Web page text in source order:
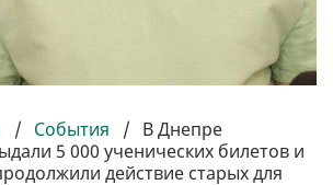
/ События / В Днепре
5 000 ученических билетов и
действие старых для